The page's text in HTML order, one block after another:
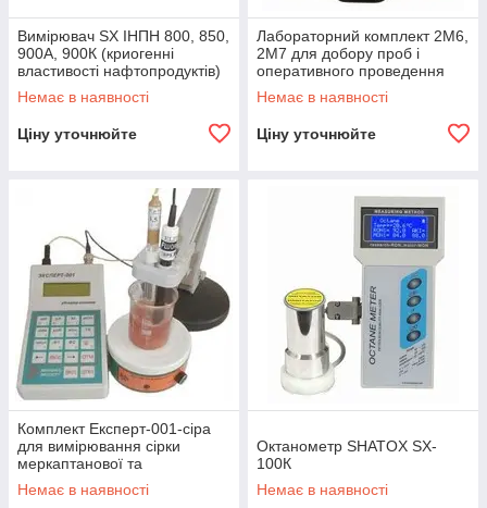
Вимірювач SX ІНПН 800, 850,
900А, 900К (криогенні
властивості нафтопродуктів)
Немає в наявності
Ціну уточнюйте
Лабораторний комплект 2М6,
2M7 для добору проб і
оперативного проведення
прийомо-здаткового аналізу
палива
Немає в наявності
Ціну уточнюйте
Комплект Експерт-001-сіра
для вимірювання сірки
меркаптанової та
сірковдорідної в дизельному
паливі, бензинах
Немає в наявності
Октанометр SHATOX SX-
100К
Немає в наявності